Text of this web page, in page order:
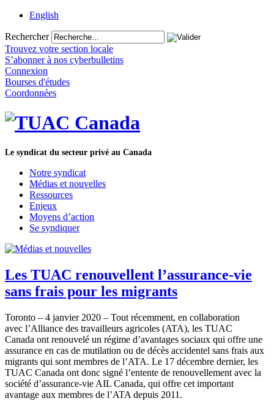
English
Rechercher
Trouvez votre section locale
S’abonner à nos cyberbulletins
Connexion
Bourses d'études
Coordonnées
Le syndicat du secteur privé au Canada
Notre syndicat
Médias et nouvelles
Ressources
Enjeux
Moyens d’action
Se syndiquer
Les TUAC renouvellent l’assurance-vie
sans frais pour les migrants
Toronto – 4 janvier 2020 – Tout récemment, en collaboration
avec l’Alliance des travailleurs agricoles (ATA), les TUAC
Canada ont renouvelé un régime d’avantages sociaux qui offre une
assurance en cas de mutilation ou de décès accidentel sans frais aux
migrants qui sont membres de l’ATA. Le 17 décembre dernier, les
TUAC Canada ont donc signé l’entente de renouvellement avec la
société d’assurance-vie AIL Canada, qui offre cet important
avantage aux membres de l’ATA depuis 2011.